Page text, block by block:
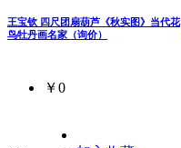
王宝钦 四尺团扇葫芦《秋实图》当代花
鸟牡丹画名家（询价）
￥0